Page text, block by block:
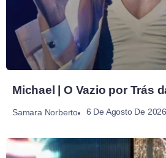
Michael | O Vazio por Trás
Samara Norberto 6 De Agosto De 2026